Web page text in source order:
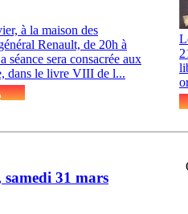
à la maison des
Renault, de 20h à
séance sera consacrée aux
dans le livre VIII de l...
31 mars